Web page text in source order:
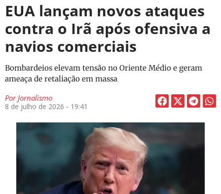
EUA lançam novos ataques
contra o Irã após ofensiva a
navios comerciais
Bombardeios elevam tensão no Oriente Médio e geram
ameaça de retaliação em massa
PorJornalismo
8 de julho de 2026 - 19:41